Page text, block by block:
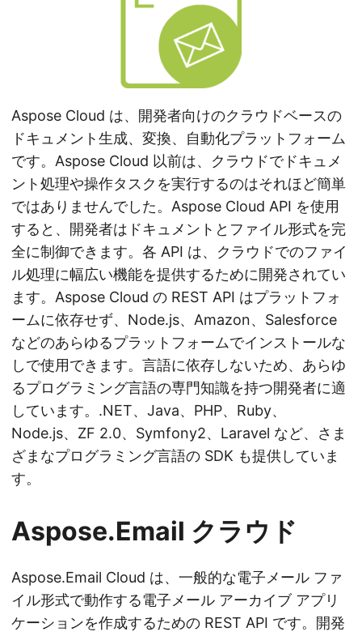
Aspose Cloud は、開発者向けのクラウドベースの
ドキュメント生成、変換、自動化プラットフォーム
です。Aspose Cloud 以前は、クラウドでドキュメ
ント処理や操作タスクを実行するのはそれほど簡単
ではありませんでした。Aspose Cloud API を使用
すると、開発者はドキュメントとファイル形式を完
全に制御できます。各 API は、クラウドでのファイ
ル処理に幅広い機能を提供するために開発されてい
ます。Aspose Cloud の REST API はプラットフォ
ームに依存せず、Node.js、Amazon、Salesforce
などのあらゆるプラットフォームでインストールな
しで使用できます。言語に依存しないため、あらゆ
るプログラミング言語の専門知識を持つ開発者に適
しています。.NET、Java、PHP、Ruby、
Node.js、ZF 2.0、Symfony2、Laravel など、さま
ざまなプログラミング言語の SDK も提供していま
す。
Aspose.Email クラウド
Aspose.Email Cloud は、一般的な電子メール ファ
イル形式で動作する電子メール アーカイブ アプリ
ケーションを作成するための REST API です。開発